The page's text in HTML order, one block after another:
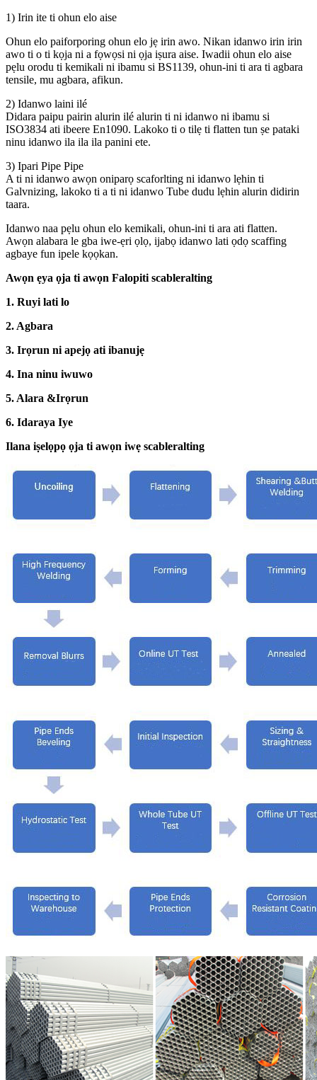
1) Irin ite ti ohun elo aise
Ohun elo paiforporing ohun elo jẹ irin awo. Nikan idanwo irin irin
awo ti o ti kọja ni a fọwọsi ni ọja iṣura aise. Iwadii ohun elo aise
pẹlu orodu ti kemikali ni ibamu si BS1139, ohun-ini ti ara ti agbara
tensile, mu agbara, afikun.
2) Idanwo laini ilé
Didara paipu pairin alurin ilé alurin ti ni idanwo ni ibamu si
ISO3834 ati ibeere En1090. Lakoko ti o tilẹ ti flatten tun ṣe pataki
ninu idanwo ila ila ila panini ete.
3) Ipari Pipe Pipe
A ti ni idanwo awọn oniparọ scaforlting ni idanwo lẹhin ti
Galvnizing, lakoko ti a ti ni idanwo Tube dudu lẹhin alurin didirin
taara.
Idanwo naa pẹlu ohun elo kemikali, ohun-ini ti ara ati flatten.
Awọn alabara le gba iwe-ẹri ọlọ, ijabọ idanwo lati ọdọ scaffing
agbaye fun ipele kọọkan.
Awọn ẹya ọja ti awọn Falopiti scableralting
1. Ruyi lati lo
2. Agbara
3. Irọrun ni apejọ ati ibanujẹ
4. Ina ninu iwuwo
5. Alara &Irọrun
6. Idaraya Iye
Ilana iṣelọpọ ọja ti awọn iwẹ scableralting